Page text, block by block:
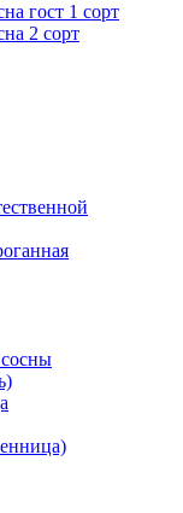
гост 1 сорт
2 сорт